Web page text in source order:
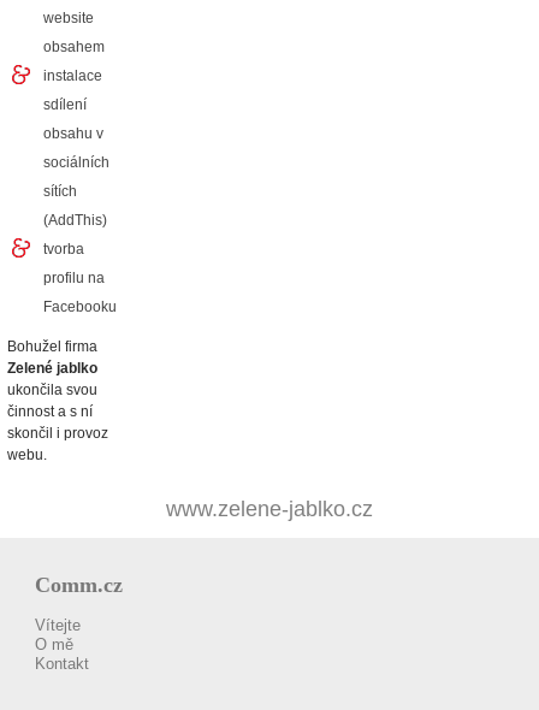
website
obsahem
instalace
sdílení
obsahu v
sociálních
sítích
(AddThis)
tvorba
profilu na
Facebooku
Bohužel firma
Zelené jablko
ukončila svou
činnost a s ní
skončil i provoz
webu.
www.zelene-jablko.cz
Comm.cz
Vítejte
O mě
Kontakt